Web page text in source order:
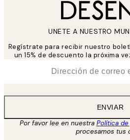
UNETE A NUESTRO
Regístrate para recibir nuestro
un 15% de descuento la próxima
ENVIAR
Por favor lee en nuestra Política
procesamos tus